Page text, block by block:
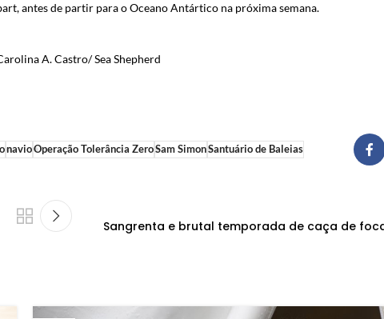
antes de partir para o Oceano Antártico na próxima semana.
A. Castro/ Sea Shepherd
navioOperação Tolerância ZeroSam SimonSantuário de Baleias
Sangrenta e brutal temporada de caça de